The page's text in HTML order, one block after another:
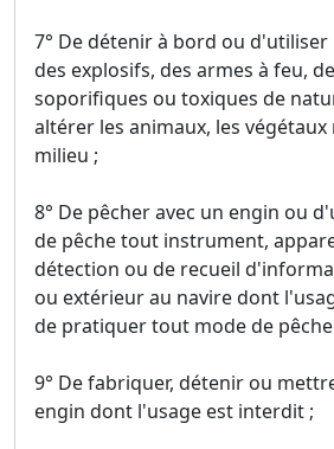
7° De détenir à bord ou
des explosifs, des armes à feu,
soporifiques ou toxiques de
altérer les animaux, les
milieu ;
8° De pêcher avec un engin ou
de pêche tout instrument,
détection ou de recueil
ou extérieur au navire dont
de pratiquer tout mode de
9° De fabriquer, détenir ou
engin dont l'usage est interdit ;